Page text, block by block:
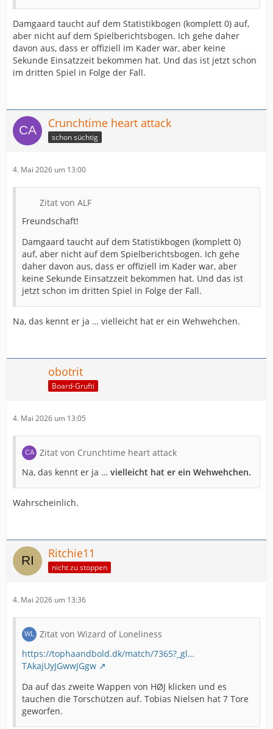
Damgaard taucht auf dem Statistikbogen (komplett 0) auf,
aber nicht auf dem Spielberichtsbogen. Ich gehe daher
davon aus, dass er offiziell im Kader war, aber keine
Sekunde Einsatzzeit bekommen hat. Und das ist jetzt schon
im dritten Spiel in Folge der Fall.
Crunchtime heart attack
schon süchtig
4. Mai 2026 um 13:00
Zitat von ALF
Freundschaft!
Damgaard taucht auf dem Statistikbogen (komplett 0)
auf, aber nicht auf dem Spielberichtsbogen. Ich gehe
daher davon aus, dass er offiziell im Kader war, aber
keine Sekunde Einsatzzeit bekommen hat. Und das ist
jetzt schon im dritten Spiel in Folge der Fall.
Na, das kennt er ja … vielleicht hat er ein Wehwehchen.
obotrit
Board-Grufti
4. Mai 2026 um 13:05
Zitat von Crunchtime heart attack
Na, das kennt er ja … vielleicht hat er ein Wehwehchen.
Wahrscheinlich.
Ritchie11
nicht zu stoppen
4. Mai 2026 um 13:36
Zitat von Wizard of Loneliness
https://tophaandbold.dk/match/7365?_gl…
TAkajUyJGwwJGgw
Da auf das zweite Wappen von HØJ klicken und es
tauchen die Torschützen auf. Tobias Nielsen hat 7 Tore
geworfen.